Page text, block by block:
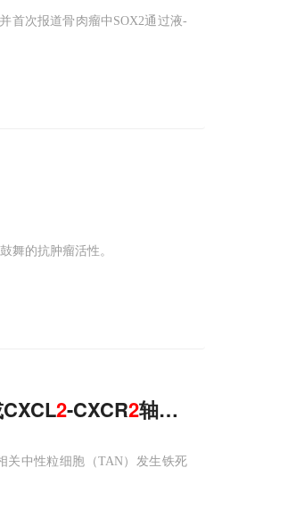
首次报道骨肉瘤中SOX2通过液-
舞的抗肿瘤活性。
2-CXCR2轴，恢复PDAC
关中性粒细胞（TAN）发生铁死